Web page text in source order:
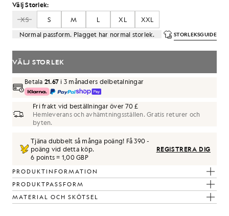
Välj Storlek:
XS
S M L XL
XXL
Normal passform. Plagget har normal storlek.
STORLEKSGUIDE
VÄLJ STORLEK
Betala 21.67 i 3 månaders delbetalningar
Fri frakt vid beställningar över 70 £
Hemleverans och avhämtningsställen. Gratis returer och
byten.
Tjäna dubbelt så många poäng! Få390-
poäng vid detta köp.
6 points = 1,00 GBP
REGISTRERA DIG
PRODUKTINFORMATION
PRODUKTPASSFORM
MATERIAL OCH SKÖTSEL